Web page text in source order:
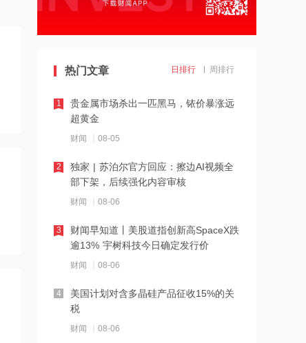
国内机器人放量有望带动零部件订单高
马斯克力挺存储需求！SpaceX、特斯拉
主供应
14:57
央行购金叠加去美元化支撑，黄金板块
14:54
出海金额激增与临床数据验证期交汇，
14:54
美元信用重估与储备多元化趋势延续，
14:54
越南布局的稀缺性凸显，华西证券：维
热门文章 日排行 周排行
贵金属市场杀出一匹黑马，铱价暴涨远
超黄金
财闻 08-05
1
独家 | 苏泊尔官方回应：擦边AI视频全
部下架，后续强化内容审核
财闻 08-06
2
财闻早知道丨美股道指创新高SpaceX跌
逾13% 宇树科技今日确定发行价
财闻 08-06
3
美国计划对含多晶硅产品征收15%的关
税
财闻 08-06
4